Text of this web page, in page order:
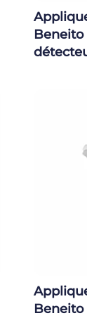
Beneito
Beneito